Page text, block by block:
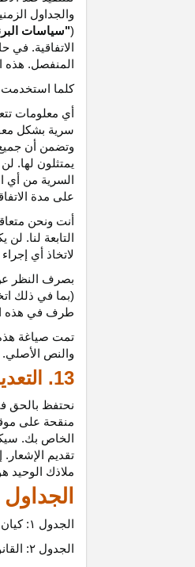
والجداول
("سياسات
الاتفاقية. في
المنفصل. هذه
كلما استخدمت
أي معلومات
سرية بشكل
وتضمن أن
يمتثلون لها.
السرية من أي
على مدة الاتفاقية و٥ سنوات
أنت ونحن
التابعة لنا.
لاتخاذ أي
بصرف النظر
(بما في ذلك
طرف في هذه
تمت صياغة
والنص
الأصلي.
13. التعديل
نحتفظ بالحق
منقحة على
الخاص بك.
تقديم
ملاذك الوحيد
الجداول
الجدول ۱:
الجدول ۲: